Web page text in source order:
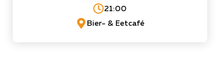
21:00
Bier- & Eetcafé